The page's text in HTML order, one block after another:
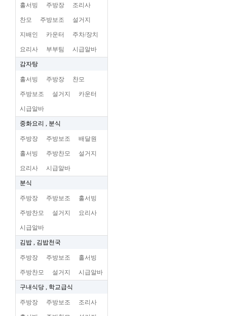
홀서빙 주방장 조리사
찬모 주방보조 설거지
지배인 카운터 주차/장치
요리사 부부팀 시급알바
감자탕
홀서빙 주방장 찬모
주방보조 설거지 카운터
시급알바
중화요리 , 분식
주방장 주방보조 배달원
홀서빙 주방찬모 설거지
요리사 시급알바
분식
주방장 주방보조 홀서빙
주방찬모 설거지 요리사
시급알바
김밥 , 김밥천국
주방장 주방보조 홀서빙
주방찬모 설거지 시급알바
구내식당 , 학교급식
주방장 주방보조 조리사